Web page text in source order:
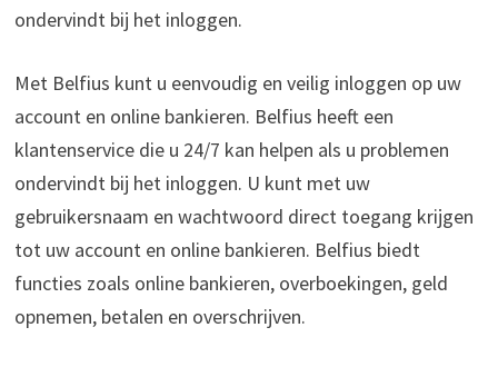
ondervindt bij het inloggen.
Met Belfius kunt u eenvoudig en veilig inloggen op uw
account en online bankieren. Belfius heeft een
klantenservice die u 24/7 kan helpen als u problemen
ondervindt bij het inloggen. U kunt met uw
gebruikersnaam en wachtwoord direct toegang krijgen
tot uw account en online bankieren. Belfius biedt
functies zoals online bankieren, overboekingen, geld
opnemen, betalen en overschrijven.